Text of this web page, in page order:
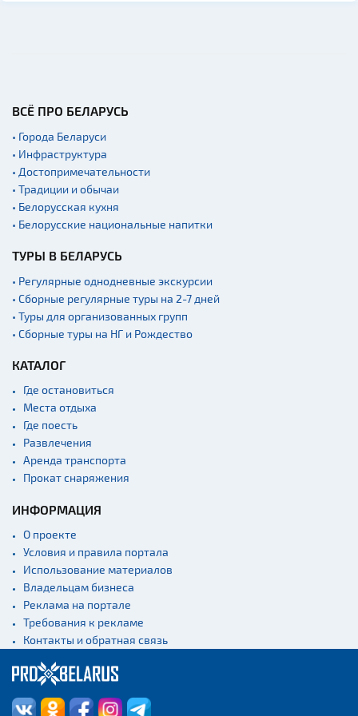
людям
Концертные залы
Начало и окончание
экскурсий: г. Минск
Спортивные
сооружения
Аэропорты
вокзалы
Речной транспорт и
причалы
ВСЁ ПРО БЕЛАРУСЬ
• Города Беларуси
• Инфраструктура
• Достопримечательности
• Традиции и обычаи
• Белорусская кухня
• Белорусские национальные напитки
ТУРЫ В БЕЛАРУСЬ
• Регулярные однодневные экскурсии
• Сборные регулярные туры на 2-7 дней
• Туры для организованных групп
• Сборные туры на НГ и Рождество
КАТАЛОГ
Где остановиться
Места отдыха
Где поесть
Развлечения
Аренда транспорта
Прокат снаряжения
ИНФОРМАЦИЯ
О проекте
Условия и правила портала
Использование материалов
Владельцам бизнеса
Реклама на портале
Требования к рекламе
Контакты и обратная связь